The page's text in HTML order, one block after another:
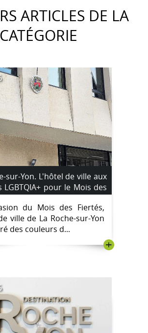
ARTICLES DE LA
CATÉGORIE
sur-Yon. L'hôtel de ville aux
LGBTQIA+ pour le Mois des
du Mois des Fiertés,
ville de La Roche-sur-Yon
des couleurs d...
+